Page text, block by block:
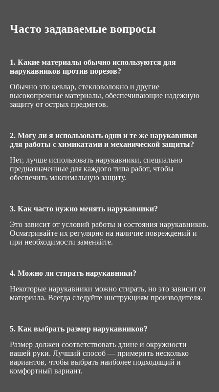
Часто задаваемые вопросы
1. Какие материалы обычно используются для
нарукавников против порезов?
Обычно это кевлар, стекловолокно и другие
высокопрочные материалы, обеспечивающие надежную
защиту от острых предметов.
2. Могу ли я использовать одни и те же нарукавники
для работы с химикатами и механической защиты?
Нет, лучше использовать нарукавники, специально
предназначенные для каждого типа работ, чтобы
обеспечить максимальную защиту.
3. Как часто нужно менять нарукавники?
Это зависит от условий работы и состояния нарукавников.
Осматривайте их регулярно на наличие повреждений и
при необходимости заменяйте.
4. Можно ли стирать нарукавники?
Некоторые нарукавники можно стирать, но это зависит от
материала. Всегда следуйте инструкциям производителя.
5. Как выбрать размер нарукавников?
Размер должен соответствовать длине и окружности
вашей руки. Лучший способ — примерить несколько
вариантов, чтобы выбрать наиболее подходящий и
комфортный вариант.